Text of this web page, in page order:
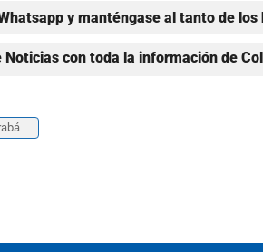
y manténgase al tanto de
con toda la información de